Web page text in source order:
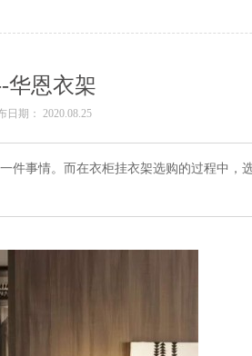
华恩衣架
日期： 2020.08.25
件事情。而在衣柜挂衣架选购的过程中，